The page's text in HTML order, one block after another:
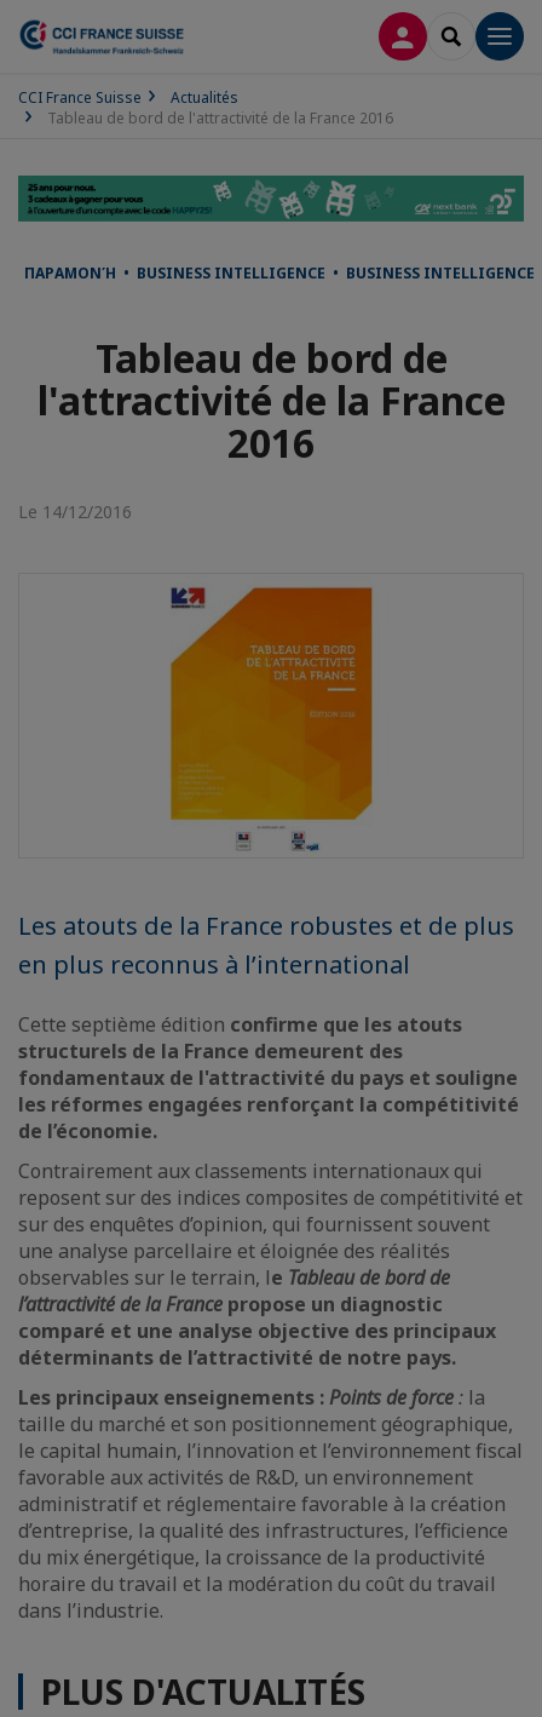
CONNEXION
CCI France Suisse
Actualités
Tableau de bord de l'attractivité de la France 2016
ΠΑΡΑΜΟΝΉ • BUSINESS INTELLIGENCE • BUSINESS INTELLIGENCE
Tableau de bord de
l'attractivité de la France
2016
Le 14/12/2016
Les atouts de la France robustes et de plus
en plus reconnus à l’international
Cette septième édition confirme que les atouts
structurels de la France demeurent des
fondamentaux de l'attractivité du pays et souligne
les réformes engagées renforçant la compétitivité
de l’économie.
Contrairement aux classements internationaux qui
reposent sur des indices composites de compétitivité et
sur des enquêtes d’opinion, qui fournissent souvent
une analyse parcellaire et éloignée des réalités
observables sur le terrain, le Tableau de bord de
l’attractivité de la France propose un diagnostic
comparé et une analyse objective des principaux
déterminants de l’attractivité de notre pays.
Les principaux enseignements :Points de force: la
taille du marché et son positionnement géographique,
le capital humain, l’innovation et l’environnement fiscal
favorable aux activités de R&D, un environnement
administratif et réglementaire favorable à la création
d’entreprise, la qualité des infrastructures, l’efficience
du mix énergétique, la croissance de la productivité
horaire du travail et la modération du coût du travail
dans l’industrie.
PLUS D'ACTUALITÉS